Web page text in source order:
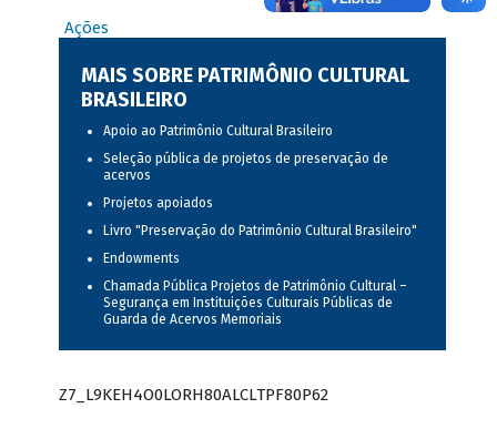
Ações
MAIS SOBRE PATRIMÔNIO CULTURAL
BRASILEIRO
Apoio ao Patrimônio Cultural Brasileiro
Seleção pública de projetos de preservação de
acervos
Projetos apoiados
Livro "Preservação do Patrimônio Cultural Brasileiro"
Endowments
Chamada Pública Projetos de Patrimônio Cultural –
Segurança em Instituições Culturais Públicas de
Guarda de Acervos Memoriais
Z7_L9KEH4O0LORH80ALCLTPF80P62